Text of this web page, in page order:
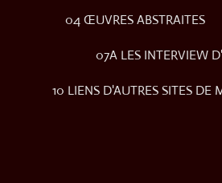
04 ŒUVRES ABSTRAITES
07A LES INTERVIEW
10 LIENS D'AUTRES SITES DE